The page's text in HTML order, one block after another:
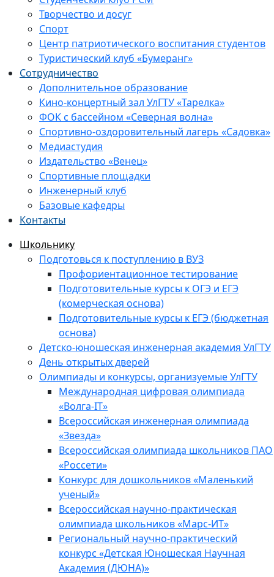
Творчество и досуг
Спорт
Центр патриотического воспитания студентов
Туристический клуб «Бумеранг»
Сотрудничество
Дополнительное образование
Кино-концертный зал УлГТУ «Тарелка»
ФОК с бассейном «Северная волна»
Спортивно-оздоровительный лагерь «Садовка»
Медиастудия
Издательство «Венец»
Спортивные площадки
Инженерный клуб
Базовые кафедры
Контакты
Школьнику
Подготовься к поступлению в ВУЗ
Профориентационное тестирование
Подготовительные курсы к ОГЭ и ЕГЭ
(комерческая основа)
Подготовительные курсы к ЕГЭ (бюджетная
основа)
Детско-юношеская инженерная академия УлГТУ
День открытых дверей
Олимпиады и конкурсы, организуемые УлГТУ
Международная цифровая олимпиада
«Волга-IT»
Всероссийская инженерная олимпиада
«Звезда»
Всероссийская олимпиада школьников ПАО
«Россети»
Конкурс для дошкольников «Маленький
ученый»
Всероссийская научно-практическая
олимпиада школьников «Марс-ИТ»
Региональный научно-практический
конкурс «Детская Юношеская Научная
Академия (ДЮНА)»